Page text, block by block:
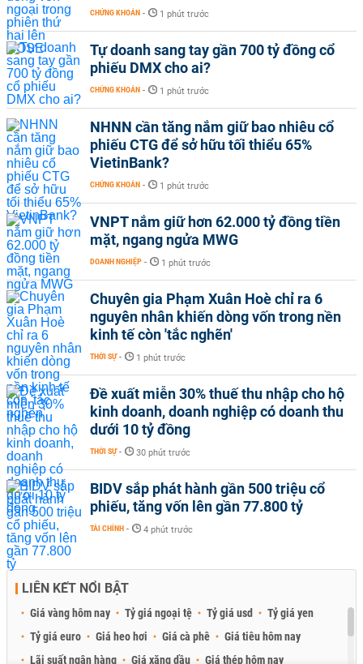
CHỨNG KHOÁN - 1 phút trước
Tự doanh sang tay gần 700 tỷ đồng cổ
phiếu DMX cho ai?
CHỨNG KHOÁN - 1 phút trước
NHNN cần tăng nắm giữ bao nhiêu cổ
phiếu CTG để sở hữu tối thiểu 65%
VietinBank?
CHỨNG KHOÁN - 1 phút trước
VNPT nắm giữ hơn 62.000 tỷ đồng tiền
mặt, ngang ngửa MWG
DOANH NGHIỆP - 1 phút trước
Chuyên gia Phạm Xuân Hoè chỉ ra 6
nguyên nhân khiến dòng vốn trong nền
kinh tế còn 'tắc nghẽn'
THỜI SỰ - 1 phút trước
Đề xuất miễn 30% thuế thu nhập cho hộ
kinh doanh, doanh nghiệp có doanh thu
dưới 10 tỷ đồng
THỜI SỰ - 30 phút trước
BIDV sắp phát hành gần 500 triệu cổ
phiếu, tăng vốn lên gần 77.800 tỷ
TÀI CHÍNH - 4 phút trước
LIÊN KẾT NỔI BẬT
Giá vàng hôm nay Tỷ giá ngoại tệ Tỷ giá usd
Tỷ giá yen
Tỷ giá euro
Giá heo hơi Giá cà phê
Giá tiêu hôm nay
Lãi suất ngân hàng
Giá xăng dầu Giá thép hôm nay